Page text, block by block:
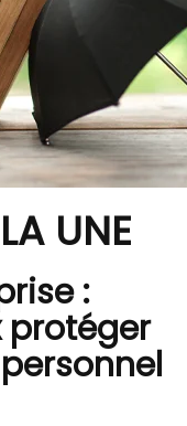
UNE
: